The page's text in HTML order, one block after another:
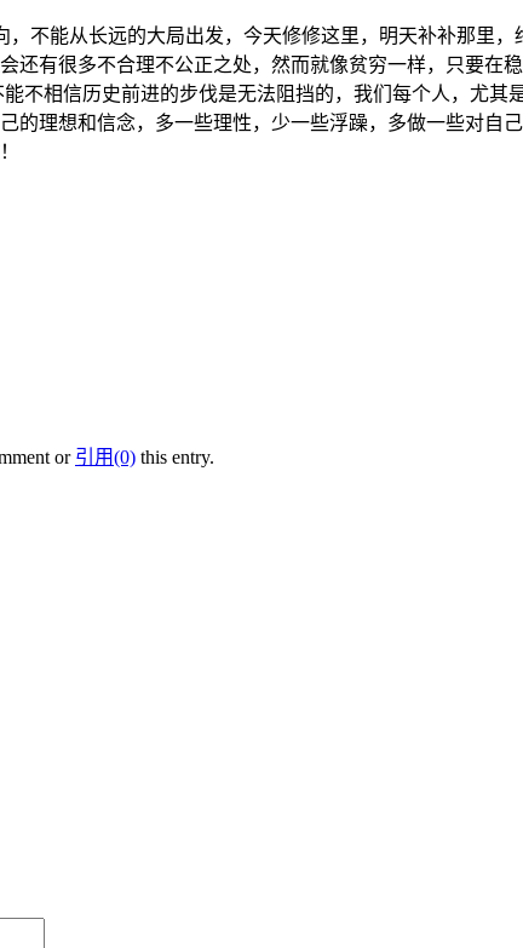
不能从长远的大局出发，今天修修这里，明天补补那里
有很多不合理不公正之处，然而就像贫穷一样，只要在
不相信历史前进的步伐是无法阻挡的，我们每个人，尤其
理想和信念，多一些理性，少一些浮躁，多做一些对自
or 引用(0) this entry.